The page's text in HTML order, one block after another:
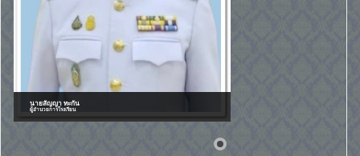
นายสัญญา ทะกัน
ผู้อำนวยการโรงเรียน